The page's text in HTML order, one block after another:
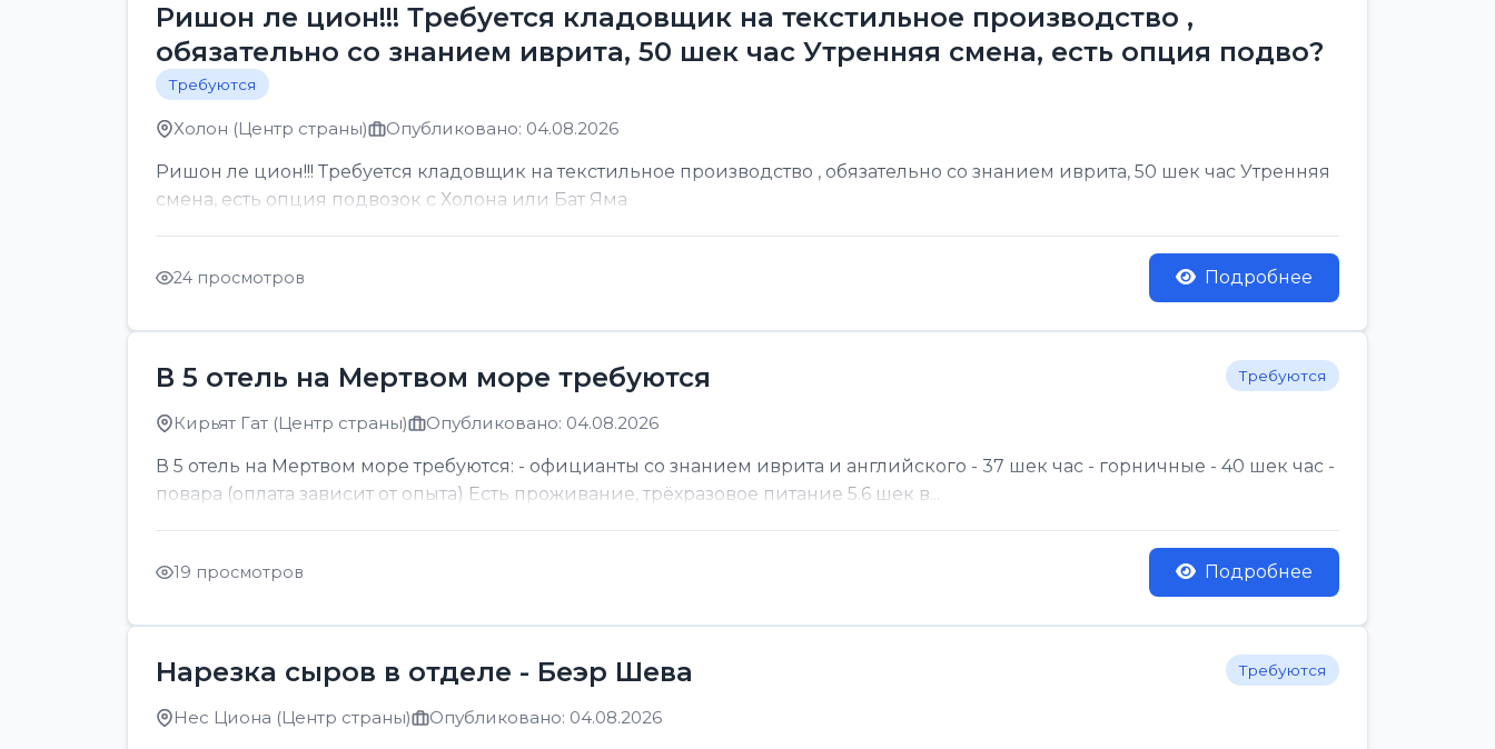
Ришон ле цион!!! Требуется кладовщик на текстильное производство ,
обязательно со знанием иврита, 50 шек час Утренняя смена, есть опция подво?
Требуются
Холон (Центр страны) Опубликовано: 04.08.2026
Ришон ле цион!!! Требуется кладовщик на текстильное производство , обязательно со знанием иврита, 50 шек час Утренняя
смена, есть опция подвозок с Холона или Бат Яма
24 просмотров Подробнее
В 5 отель на Мертвом море требуются Требуются
Кирьят Гат (Центр страны) Опубликовано: 04.08.2026
В 5 отель на Мертвом море требуются: - официанты со знанием иврита и английского - 37 шек час - горничные - 40 шек час -
повара (оплата зависит от опыта) Есть проживание, трёхразовое питание 5.6 шек в...
19 просмотров Подробнее
Нарезка сыров в отделе - Беэр Шева Требуются
Нес Циона (Центр страны) Опубликовано: 04.08.2026